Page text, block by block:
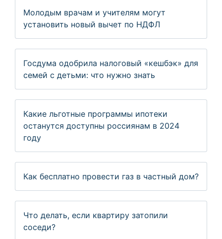
Молодым врачам и учителям могут
установить новый вычет по НДФЛ
Госдума одобрила налоговый «кешбэк» для
семей с детьми: что нужно знать
Какие льготные программы ипотеки
останутся доступны россиянам в 2024
году
Как бесплатно провести газ в частный дом?
Что делать, если квартиру затопили
соседи?